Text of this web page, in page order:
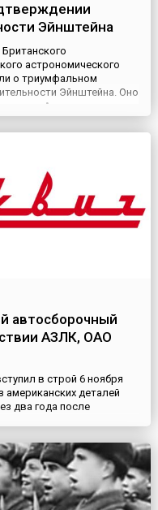
Эйнштейна
астрономического
о триумфальном
Эйнштейна. Оно
Артуром
года английская
предсказанное
автосборочный
АЗЛК, ОАО
в строй 6 ноября
американских деталей
два года после
завод
Молодежи )